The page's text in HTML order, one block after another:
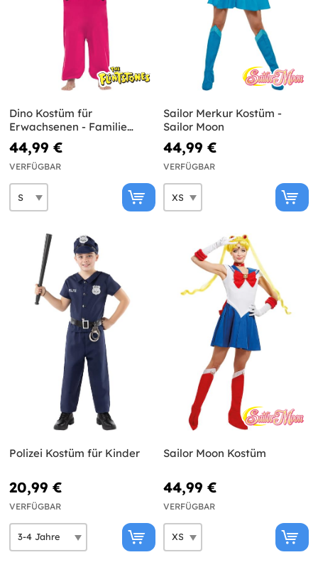
Dino Kostüm für
Erwachsenen - Familie
Feuerstein
44,99 €
VERFÜGBAR
Sailor Merkur Kostüm -
Sailor Moon
44,99 €
VERFÜGBAR
Polizei Kostüm für Kinder
20,99 €
VERFÜGBAR
Sailor Moon Kostüm
44,99 €
VERFÜGBAR